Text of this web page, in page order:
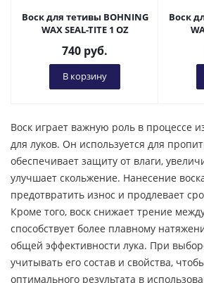
Воск для тетивы BOHNING
WAX SEAL-TITE 1 OZ
740 руб.
В корзину
Воск
Воск играет важную роль в процессе
для луков. Он используется для
обеспечивает защиту от влаги,
улучшает скольжение. Нанесение
предотвратить износ и продлевает
Кроме того, воск снижает трение
способствует более плавному
общей эффективности лука. При
учитывать его состав и свойства,
оптимального результата в